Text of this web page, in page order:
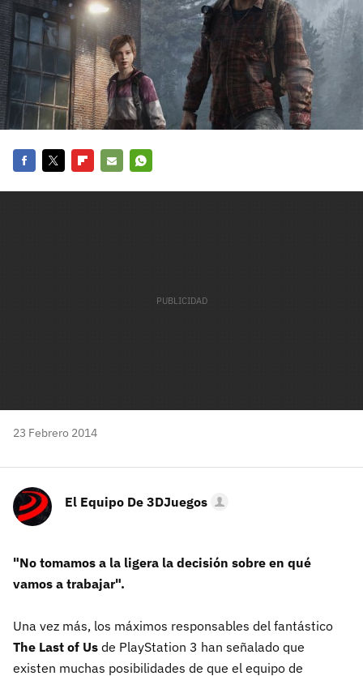
23 Febrero 2014
El Equipo De 3DJuegos
"No tomamos a la ligera la decisión sobre en qué
vamos a trabajar".
Una vez más, los máximos responsables del fantástico
The Last of Us de PlayStation 3 han señalado que
existen muchas posibilidades de que el equipo de
¿Todavía no tienes cuenta?
Regístrate gratis
El inicio de sesión con Facebook ya no está
disponible, pero puedes seguir usando tu cuenta
carácter inicial), pero no mayúsculas, espacios, tildes
o caracteres especiales.
He leído y acepto la
politica de privacidad y
de participación
Registrarse en 3DJuegos
Entra en 3DJuegos